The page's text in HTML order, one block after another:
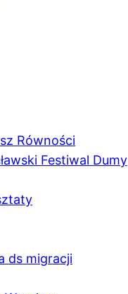
Równości
Festiwal Dumy
ds migracji